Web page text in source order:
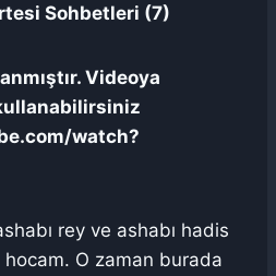
Sohbetleri (7)
Videoya
watch?
rey ve ashabı hadis
hocam. O zaman burada